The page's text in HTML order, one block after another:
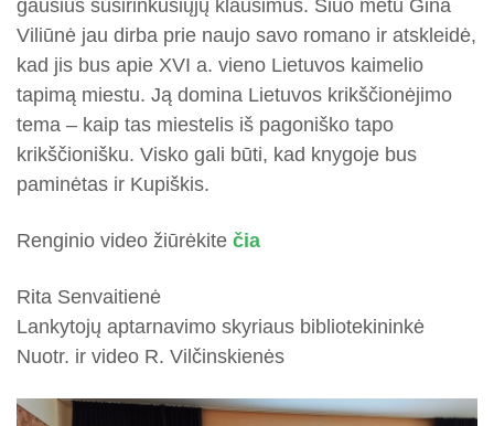
gausius susirinkusiųjų klausimus. Šiuo metu Gina
Viliūnė jau dirba prie naujo savo romano ir atskleidė,
kad jis bus apie XVI a. vieno Lietuvos kaimelio
tapimą miestu. Ją domina Lietuvos krikščionėjimo
tema – kaip tas miestelis iš pagoniško tapo
krikščionišku. Visko gali būti, kad knygoje bus
paminėtas ir Kupiškis.
Renginio video žiūrėkite čia
Rita Senvaitienė
Lankytojų aptarnavimo skyriaus bibliotekininkė
Nuotr. ir video R. Vilčinskienės